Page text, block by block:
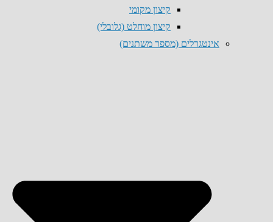
קיצון מקומי
קיצון מוחלט (גלובלי)
אינטגרלים (מספר משתנים)